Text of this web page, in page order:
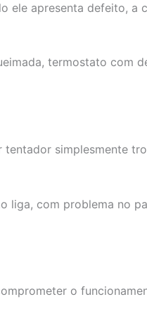
ele apresenta defeito, a
termostato com
tentador simplesmente
liga, com problema no
o